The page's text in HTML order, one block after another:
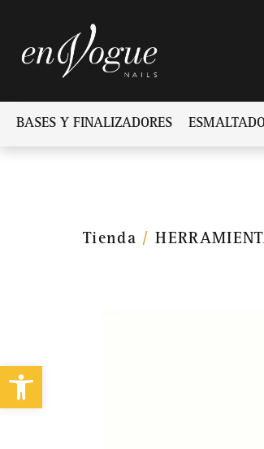
Abrir barra de herramientas
BASES Y FINALIZADORES
Tienda /